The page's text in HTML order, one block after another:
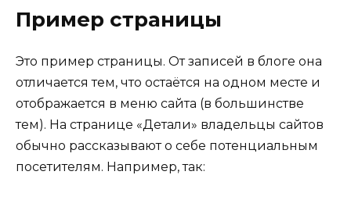
Пример страницы
Это пример страницы. От записей в блоге она
отличается тем, что остаётся на одном месте и
отображается в меню сайта (в большинстве
тем). На странице «Детали» владельцы сайтов
обычно рассказывают о себе потенциальным
посетителям. Например, так: